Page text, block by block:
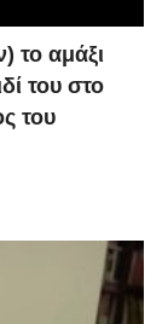
το αμάξι
του στο
του